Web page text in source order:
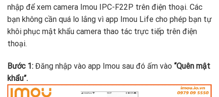
nhập để xem camera Imou IPC-F22P trên điện thoại. Các
bạn không cần quá lo lắng vì app Imou Life cho phép bạn tự
khôi phục mật khẩu camera thao tác trực tiếp trên điện
thoại.
Bước 1: Đăng nhập vào app Imou sau đó ấm vào “Quên mật
khẩu”.